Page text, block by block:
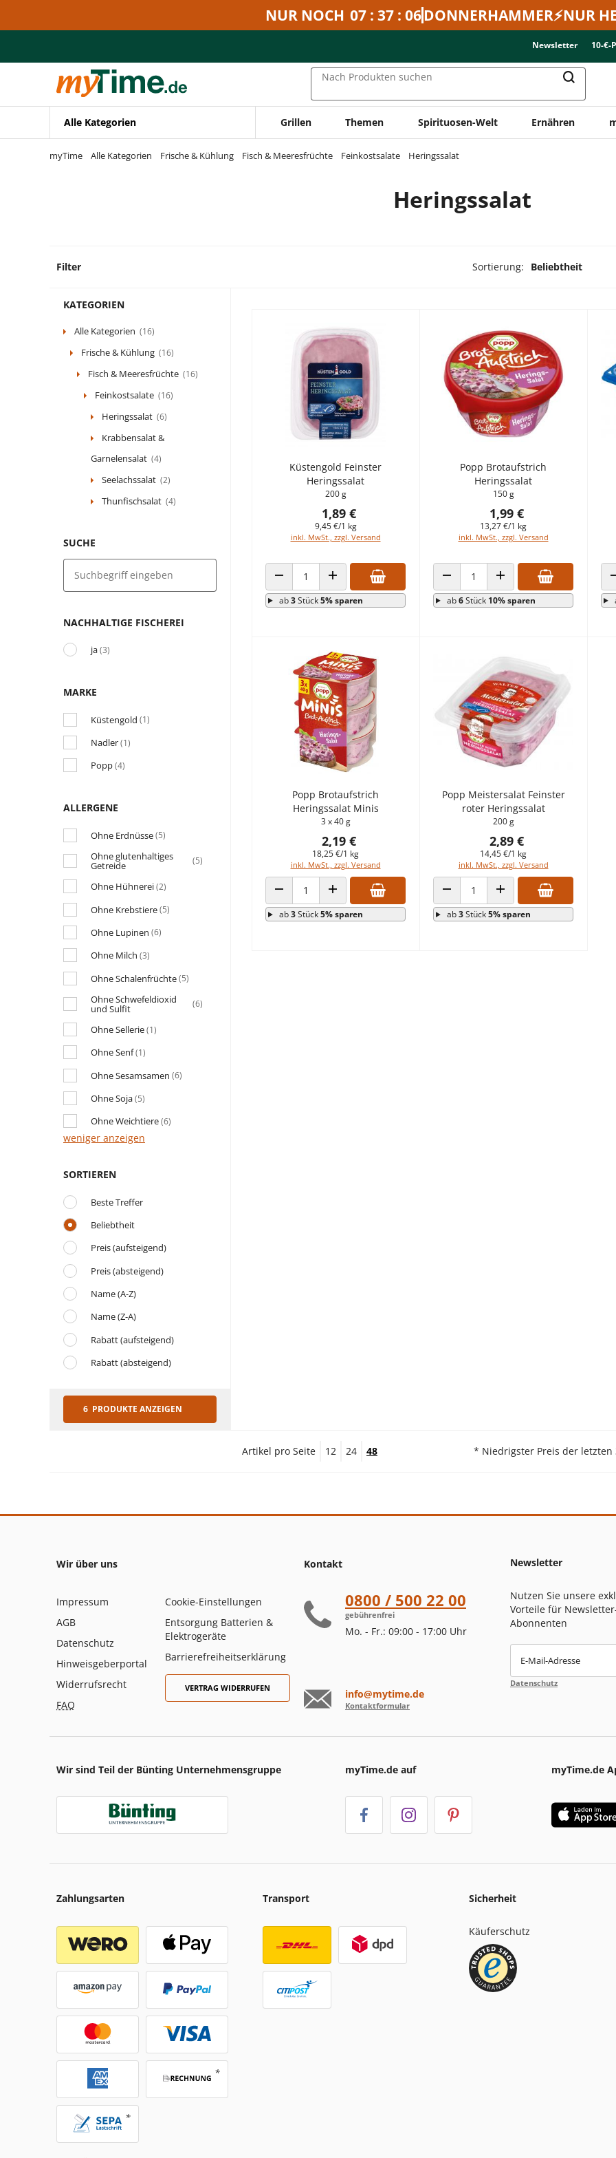
Zur Navigation springen
NUR NOCH 07 : 37 : 06DONNERHAMMER⚡NUR
Newsletter 10-€-
Nach Produkten suchen
Alle Kategorien Grillen Themen Spirituosen-Welt Ernähren
myTime Alle Kategorien Frische & Kühlung Fisch & Meeresfrüchte Feinkostsalate Heringssalat
Heringssalat
Filter Sortierung: Beliebtheit
KATEGORIEN
Alle Kategorien (16)
Frische & Kühlung (16)
Fisch & Meeresfrüchte (16)
Feinkostsalate (16)
Heringssalat (6)
Krabbensalat &
Garnelensalat (4)
Seelachssalat (2)
Thunfischsalat (4)
SUCHE
NACHHALTIGE FISCHEREI
ja(3)
MARKE
Küstengold (1)
Nadler(1)
Popp(4)
ALLERGENE
Ohne Erdnüsse(5)
Ohne glutenhaltiges
Getreide (5)
Ohne Hühnerei(2)
Ohne Krebstiere(5)
Ohne Lupinen (6)
Ohne Milch (3)
Ohne Schalenfrüchte(5)
Ohne Schwefeldioxid
und Sulfit (6)
Ohne Sellerie(1)
Ohne Senf(1)
Ohne Sesamsamen (6)
Ohne Soja(5)
Ohne Weichtiere(6)
weniger anzeigen
SORTIEREN
Beste Treffer
Beliebtheit
Preis (aufsteigend)
Preis (absteigend)
Name (A-Z)
Name (Z-A)
Rabatt (aufsteigend)
Rabatt (absteigend)
6 PRODUKTE ANZEIGEN
Küstengold Feinster
Heringssalat
200 g
1,89 €
9,45 €/1 kg
inkl. MwSt., zzgl. Versand
ANZAHL VERRINGERNANZAHL ERHÖHEN
ab3Stück5% sparen
Popp Brotaufstrich
Heringssalat
150 g
1,99 €
13,27 €/1 kg
inkl. MwSt., zzgl. Versand
ANZAHL VERRINGERNANZAHL ERHÖHEN
ab6Stück 10% sparen
Popp Brotaufstrich
Heringssalat Minis
3 x 40 g
2,19 €
18,25 €/1 kg
inkl. MwSt., zzgl. Versand
ANZAHL VERRINGERNANZAHL ERHÖHEN
ab3Stück5% sparen
Popp Meistersalat Feinster
roter Heringssalat
200 g
2,89 €
14,45 €/1 kg
inkl. MwSt., zzgl. Versand
ANZAHL VERRINGERNANZAHL ERHÖHEN
ab3Stück5% sparen
Artikel pro Seite 12 24 48 * Niedrigster Preis der letzten
Wir über uns
Impressum
AGB
Datenschutz
Hinweisgeberportal
Widerrufsrecht
FAQ
Cookie-Einstellungen
Entsorgung Batterien &
Elektrogeräte
Barrierefreiheitserklärung
VERTRAG WIDERRUFEN
Kontakt
0800 / 500 22 00
gebührenfrei
Mo. - Fr.: 09:00 - 17:00 Uhr
info@mytime.de
Kontaktformular
Newsletter
Nutzen Sie unsere
Vorteile für
Abonnenten
E-Mail-Adresse
Datenschutz
Wir sind Teil der Bünting Unternehmensgruppe myTime.de auf myTime.de
Zahlungsarten Transport Sicherheit
Käuferschutz